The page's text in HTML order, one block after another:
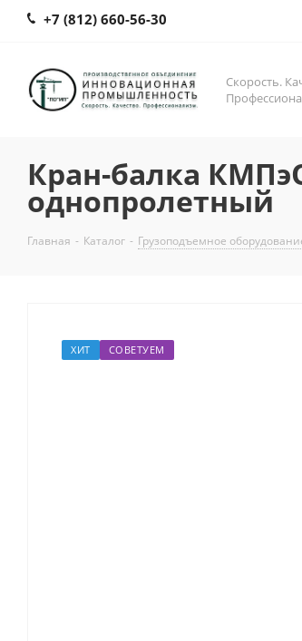
+7 (812) 660-56-30
Скорость.
Кран-балка
однопролетный
Главная - Каталог - Грузоподъемное
ХИТ СОВЕТУЕМ